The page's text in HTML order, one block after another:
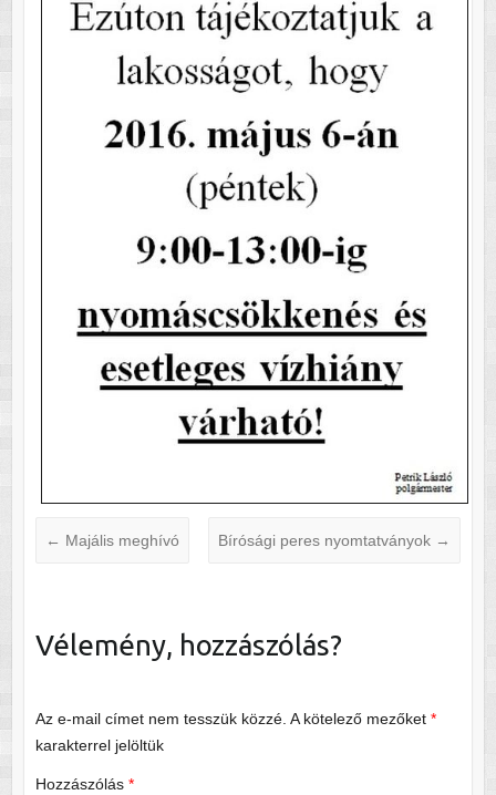
← Majális meghívó Bírósági peres nyomtatványok →
Vélemény, hozzászólás?
Az e-mail címet nem tesszük közzé. A kötelező mezőket *
karakterrel jelöltük
Hozzászólás *